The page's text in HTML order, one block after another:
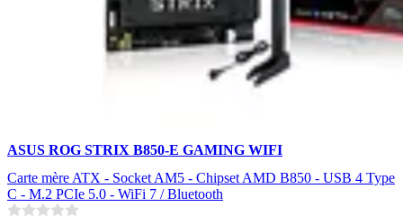
ASUS ROG STRIX B850-E GAMING WIFI
Carte mère ATX - Socket AM5 - Chipset AMD B850 - USB 4 Type
C - M.2 PCIe 5.0 - WiFi 7 / Bluetooth